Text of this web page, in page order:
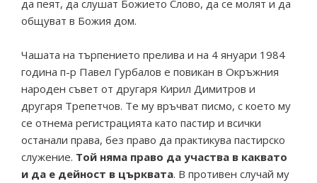
да пеят, да слушат Божието Слово, да се молят и да
общуват в Божия дом.
Чашата на търпението прелива и на 4 януари 1984
година п-р Павел Гурбалов е повикан в Окръжния
народен съвет от другаря Кирил Димитров и
другаря Трепетчов. Те му връчват писмо, с което му
се отнема регистрацията като пастир и всички
останали права, без право да практикува пастирско
служение. Той няма право да участва в каквато
и да е дейност в църквата. В противен случай му